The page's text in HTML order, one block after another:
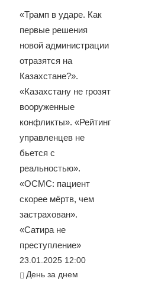
«Трамп в ударе. Как
первые решения
новой администрации
отразятся на
Казахстане?».
«Казахстану не грозят
вооруженные
конфликты». «Рейтинг
управленцев не
бьется с
реальностью».
«ОСМС: пациент
скорее мёртв, чем
застрахован».
«Сатира не
преступление»
23.01.2025 12:00
День за днем